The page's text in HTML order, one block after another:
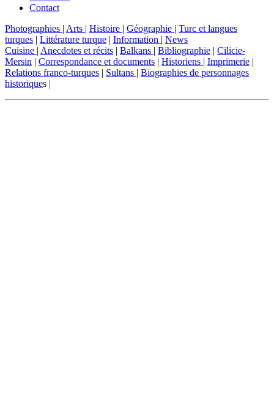
Contact
Photographies | Arts | Histoire | Géographie | Turc et langues
turques | Littérature turque | Information | News
Cuisine | Anecdotes et récits | Balkans | Bibliographie | Cilicie-
Mersin | Correspondance et documents | Historiens | Imprimerie |
Relations franco-turques | Sultans | Biographies de personnages
historiques |